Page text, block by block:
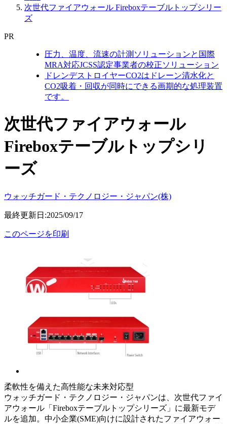
次世代ファイアウォール Fireboxテーブルトップシリー
ズ
PR
圧力、温度、流速の計測ソリューションと国際
MRA対応JCSS認定事業者の校正ソリューション
ドレンデストロイヤーCO2はドレーン清水化と
CO2吸着・回収が同時にできる画期的な処理装置
です。
次世代ファイアウォール
Fireboxテーブルトップシリ
ーズ
ウォッチガード・テクノロジー・ジャパン(株)
最終更新日:2025/09/17
このページを印刷
柔軟性を備えた高性能な未来対応型
ウォッチガード・テクノロジー・ジャパンは、次世代ファイ
アウォール「Fireboxテーブルトップシリーズ」に最新モデ
ルを追加。中小企業(SME)向けに設計されたファイアウォー